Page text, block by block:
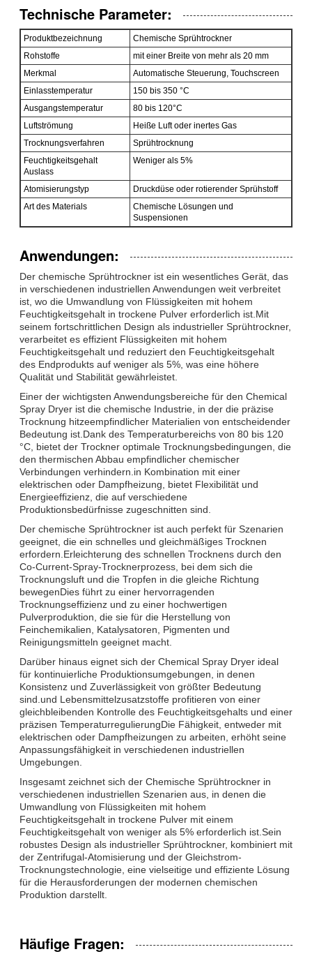
Technische Parameter:
Produktbezeichnung
Chemische Sprühtrockner
Rohstoffe
mit einer Breite von mehr als 20 mm
Merkmal
Automatische Steuerung, Touchscreen
Einlasstemperatur
150 bis 350 °C
Ausgangstemperatur
80 bis 120°C
Luftströmung
Heiße Luft oder inertes Gas
Trocknungsverfahren
Sprühtrocknung
Feuchtigkeitsgehalt
Auslass
Weniger als 5%
Atomisierungstyp
Druckdüse oder rotierender Sprühstoff
Art des Materials
Chemische Lösungen und
Suspensionen
Anwendungen:
Der chemische Sprühtrockner ist ein wesentliches Gerät, das
in verschiedenen industriellen Anwendungen weit verbreitet
ist, wo die Umwandlung von Flüssigkeiten mit hohem
Feuchtigkeitsgehalt in trockene Pulver erforderlich ist.Mit
seinem fortschrittlichen Design als industrieller Sprühtrockner,
verarbeitet es effizient Flüssigkeiten mit hohem
Feuchtigkeitsgehalt und reduziert den Feuchtigkeitsgehalt
des Endprodukts auf weniger als 5%, was eine höhere
Qualität und Stabilität gewährleistet.
Einer der wichtigsten Anwendungsbereiche für den Chemical
Spray Dryer ist die chemische Industrie, in der die präzise
Trocknung hitzeempfindlicher Materialien von entscheidender
Bedeutung ist.Dank des Temperaturbereichs von 80 bis 120
°C, bietet der Trockner optimale Trocknungsbedingungen, die
den thermischen Abbau empfindlicher chemischer
Verbindungen verhindern.in Kombination mit einer
elektrischen oder Dampfheizung, bietet Flexibilität und
Energieeffizienz, die auf verschiedene
Produktionsbedürfnisse zugeschnitten sind.
Der chemische Sprühtrockner ist auch perfekt für Szenarien
geeignet, die ein schnelles und gleichmäßiges Trocknen
erfordern.Erleichterung des schnellen Trocknens durch den
Co-Current-Spray-Trocknerprozess, bei dem sich die
Trocknungsluft und die Tropfen in die gleiche Richtung
bewegenDies führt zu einer hervorragenden
Trocknungseffizienz und zu einer hochwertigen
Pulverproduktion, die sie für die Herstellung von
Feinchemikalien, Katalysatoren, Pigmenten und
Reinigungsmitteln geeignet macht.
Darüber hinaus eignet sich der Chemical Spray Dryer ideal
für kontinuierliche Produktionsumgebungen, in denen
Konsistenz und Zuverlässigkeit von größter Bedeutung
sind.und Lebensmittelzusatzstoffe profitieren von einer
gleichbleibenden Kontrolle des Feuchtigkeitsgehalts und einer
präzisen TemperaturregulierungDie Fähigkeit, entweder mit
elektrischen oder Dampfheizungen zu arbeiten, erhöht seine
Anpassungsfähigkeit in verschiedenen industriellen
Umgebungen.
Insgesamt zeichnet sich der Chemische Sprühtrockner in
verschiedenen industriellen Szenarien aus, in denen die
Umwandlung von Flüssigkeiten mit hohem
Feuchtigkeitsgehalt in trockene Pulver mit einem
Feuchtigkeitsgehalt von weniger als 5% erforderlich ist.Sein
robustes Design als industrieller Sprühtrockner, kombiniert mit
der Zentrifugal-Atomisierung und der Gleichstrom-
Trocknungstechnologie, eine vielseitige und effiziente Lösung
für die Herausforderungen der modernen chemischen
Produktion darstellt.
Häufige Fragen: